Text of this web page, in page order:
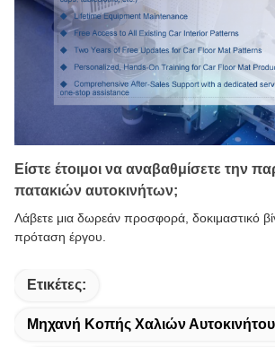
Είστε έτοιμοι να αναβαθμίσετε την
πατακιών αυτοκινήτων;
Λάβετε μια δωρεάν προσφορά, δοκιμαστικό
πρόταση έργου.
Ετικέτες:
Μηχανή Κοπής Χαλιών Αυτοκινήτου